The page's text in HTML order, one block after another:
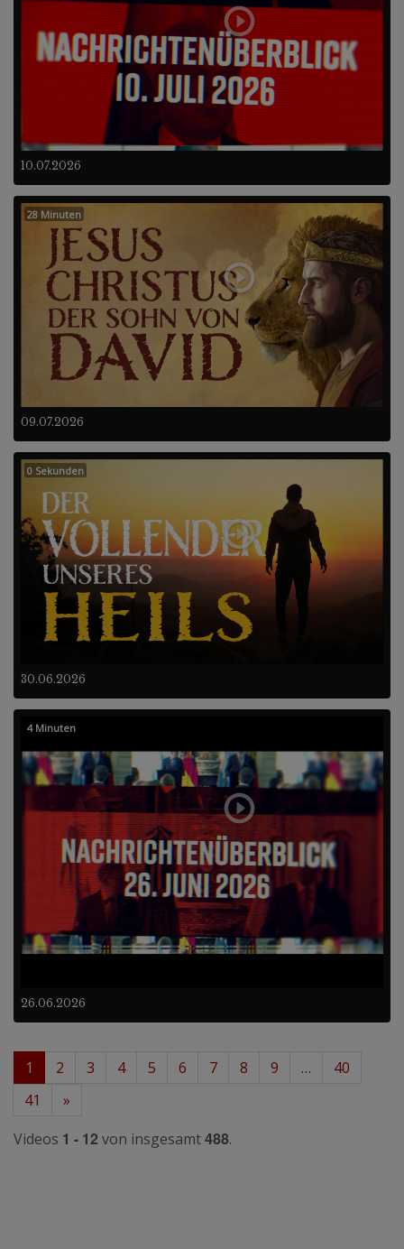
10.07.2026
09.07.2026
28 Minuten
30.06.2026
0 Sekunden
26.06.2026
4 Minuten
1 2 3 4 5 6 7 8 9 …
40
41
»
Videos 1 - 12 von insgesamt488.